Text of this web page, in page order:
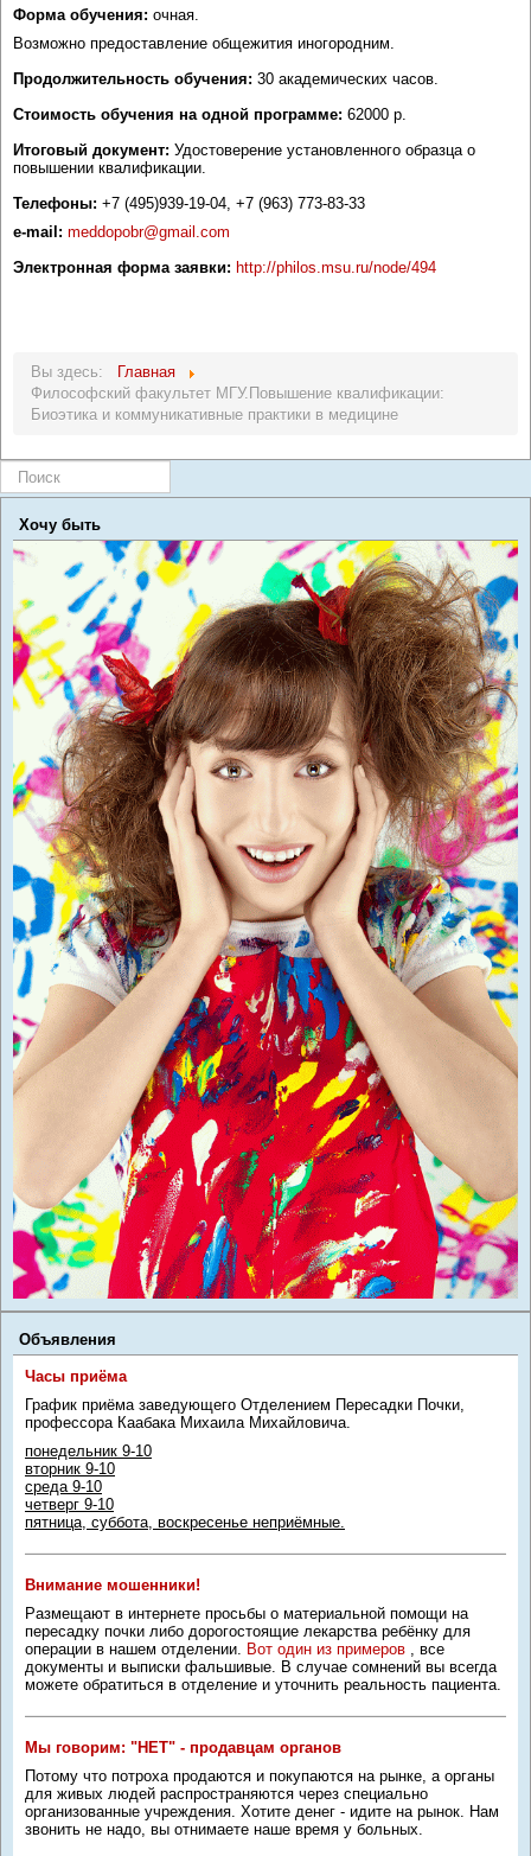
Форма обучения: очная.
Возможно предоставление общежития иногородним.
Продолжительность обучения: 30 академических часов.
Стоимость обучения на одной программе: 62000 р.
Итоговый документ: Удостоверение установленного образца о
повышении квалификации.
Телефоны: +7 (495)939-19-04, +7 (963) 773-83-33
e-mail: meddopobr@gmail.com
Электронная форма заявки: http://philos.msu.ru/node/494
Вы здесь:
Главная
Философский факультет МГУ.Повышение квалификации:
Биоэтика и коммуникативные практики в медицине
Искать...
Хочу быть
Объявления
Часы приёма
График приёма заведующего Отделением Пересадки Почки,
профессора Каабака Михаила Михайловича.
понедельник 9-10
вторник 9-10
среда 9-10
четверг 9-10
пятница, суббота, воскресенье неприёмные.
Внимание мошенники!
Размещают в интернете просьбы о материальной помощи на
пересадку почки либо дорогостоящие лекарства ребёнку для
операции в нашем отделении. Вот один из примеров , все
документы и выписки фальшивые. В случае сомнений вы всегда
можете обратиться в отделение и уточнить реальность пациента.
Мы говорим: "НЕТ" - продавцам органов
Потому что потроха продаются и покупаются на рынке, а органы
для живых людей распространяются через специально
организованные учреждения. Хотите денег - идите на рынок. Нам
звонить не надо, вы отнимаете наше время у больных.